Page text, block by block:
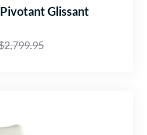
Glissant